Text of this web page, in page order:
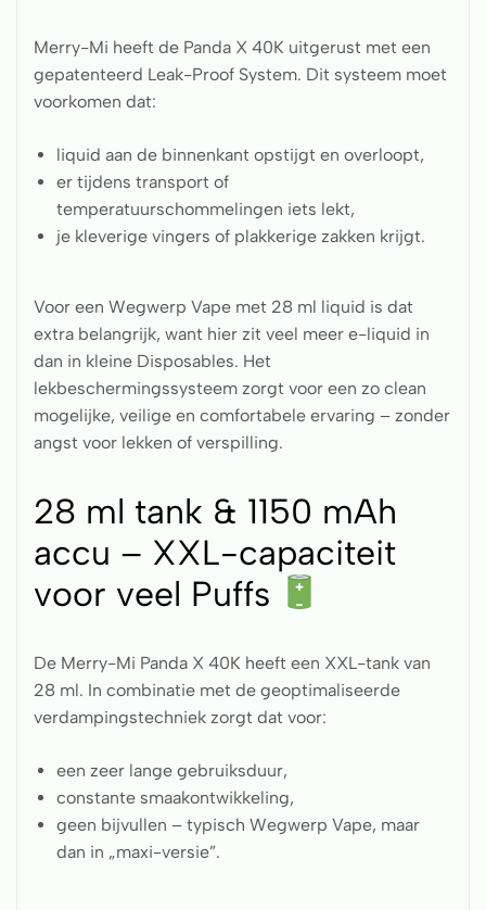
Merry-Mi heeft de Panda X 40K uitgerust met een
gepatenteerd Leak-Proof System. Dit systeem moet
voorkomen dat:
liquid aan de binnenkant opstijgt en overloopt,
er tijdens transport of
temperatuurschommelingen iets lekt,
je kleverige vingers of plakkerige zakken krijgt.
Voor een Wegwerp Vape met 28 ml liquid is dat
extra belangrijk, want hier zit veel meer e-liquid in
dan in kleine Disposables. Het
lekbeschermingssysteem zorgt voor een zo clean
mogelijke, veilige en comfortabele ervaring – zonder
angst voor lekken of verspilling.
28 ml tank & 1150 mAh
accu – XXL-capaciteit
voor veel Puffs
De Merry-Mi Panda X 40K heeft een XXL-tank van
28 ml. In combinatie met de geoptimaliseerde
verdampingstechniek zorgt dat voor:
een zeer lange gebruiksduur,
constante smaakontwikkeling,
geen bijvullen – typisch Wegwerp Vape, maar
dan in „maxi-versie”.